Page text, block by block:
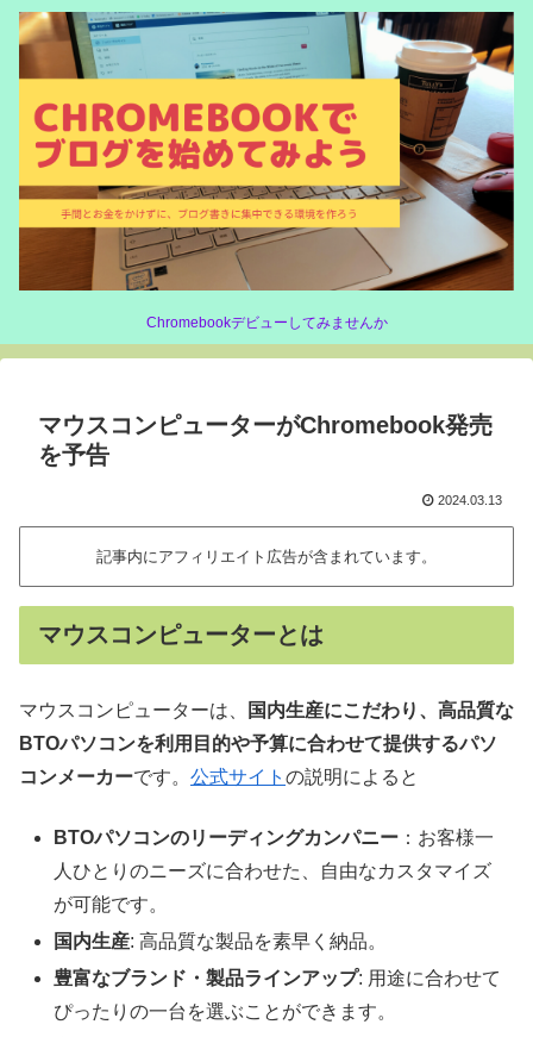
Chromebookデビューしてみませんか
マウスコンピューターがChromebook発売
を予告
2024.03.13
記事内にアフィリエイト広告が含まれています。
マウスコンピューターとは
マウスコンピューターは、
国内生産にこだわり、高品質な
BTOパソコンを利用目的や予算に合わせて提供するパソ
コンメーカーです。 公式サイト の説明によると
BTOパソコンのリーディングカンパニー ：お客様一
人ひとりのニーズに合わせた、自由なカスタマイズ
が可能です。
国内生産: 高品質な製品を素早く納品。
豊富なブランド・製品ラインアップ: 用途に合わせて
ぴったりの一台を選ぶことができます。